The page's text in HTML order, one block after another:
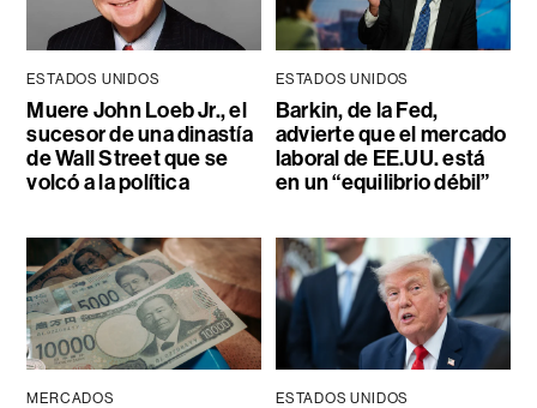
ESTADOS UNIDOS
Muere John Loeb Jr., el
sucesor de una dinastía
de Wall Street que se
volcó a la política
ESTADOS UNIDOS
Barkin, de la Fed,
advierte que el mercado
laboral de EE.UU. está
en un “equilibrio débil”
MERCADOS ESTADOS UNIDOS